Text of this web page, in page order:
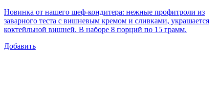
Новинка от нашего шеф-кондитера: нежные профитроли из
заварного теста с вишневым кремом и сливками, украшается
коктейльной вишней. В наборе 8 порций по 15 грамм.
Добавить